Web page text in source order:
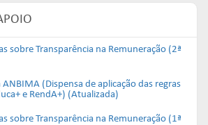
sobre Transparência na Remuneração (2ª
(Dispensa de aplicação das regras
e RendA+) (Atualizada)
sobre Transparência na Remuneração (1ª